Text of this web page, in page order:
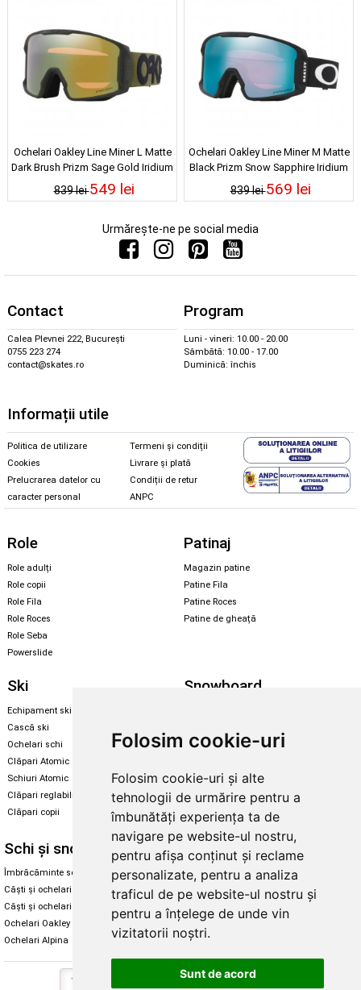
Folosim cookie-uri
Folosim cookie-uri și alte
tehnologii de urmărire pentru a
îmbunătăți experiența ta de
navigare pe website-ul nostru,
pentru afișa conținut și reclame
personalizate, pentru a analiza
traficul de pe website-ul nostru și
pentru a înțelege de unde vin
vizitatorii noștri.
Sunt de acord
Ochelari Oakley Line Miner L Matte
Dark Brush Prizm Sage Gold Iridium
839 lei549 lei
Ochelari Oakley Line Miner M Matte
Black Prizm Snow Sapphire Iridium
839 lei569 lei
Urmărește-ne pe social media
Contact
Calea Plevnei 222, București
0755 223 274
contact@skates.ro
Program
Luni - vineri: 10.00 - 20.00
Sâmbătă: 10.00 - 17.00
Duminică: închis
Informații utile
Politica de utilizare
Cookies
Prelucrarea datelor cu
caracter personal
Termeni și condiții
Livrare și plată
Condiții de retur
ANPC
Role
Role adulți
Role copii
Role Fila
Role Roces
Role Seba
Powerslide
Patinaj
Magazin patine
Patine Fila
Patine Roces
Patine de gheață
Ski
Echipament ski
Cască ski
Ochelari schi
Clăpari Atomic
Schiuri Atomic
Clăpari reglabili
Clăpari copii
Snowboard
Legături Rome SDS
Skate & longboard
Santa Cruz
Enuff Skateboards
Schi și snowboard
Îmbrăcăminte schi și snowboard
Căști și ochelari de iarnă
Căști și ochelari Alpina
Ochelari Oakley
Ochelari Alpina
Diverse
Cum aleg rolele
Cum aleg ochelarii
Ochelari de soare Oakley
Ochelari de soare Alpina
Intretinere manusi